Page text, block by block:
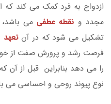
ازدواج به فرد کمک می کند که
مجدد و نقطه عطفی می باشد،
تشکیل می شود که در آن تعهد
فرصت رشد و پرورش صفت از
را می دهد بنابراین قبل از آن
نوع پیوند روحی و احساسی می